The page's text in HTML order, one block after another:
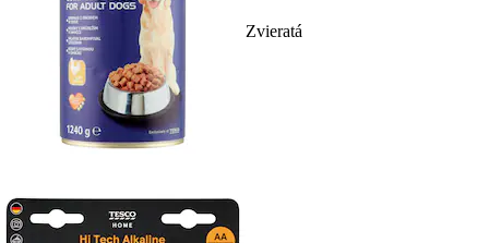
Zvieratá